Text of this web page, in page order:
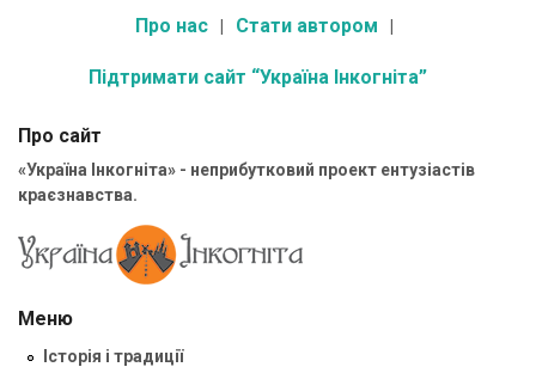
Про нас Стати автором
Підтримати сайт “Україна Інкогніта”
Про сайт
«Україна Інкогніта» - неприбутковий проект ентузіастів
краєзнавства.
Меню
Історія і традиції